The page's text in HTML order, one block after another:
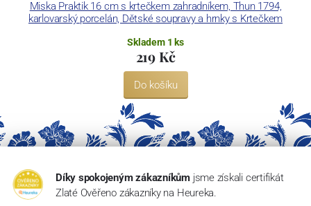
Miska Praktik 16 cm s krtečkem zahradníkem, Thun 1794,
karlovarský porcelán, Dětské soupravy a hrnky s Krtečkem
Skladem 1 ks
219 Kč
Do košíku
Díky spokojeným zákazníkům jsme získali certifikát
Zlaté Ověřeno zákazníky na Heureka.